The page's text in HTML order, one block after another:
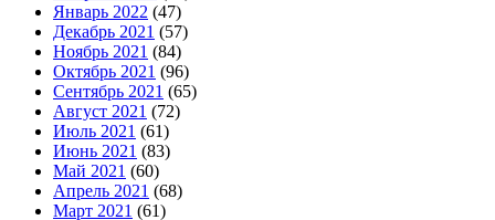
Январь 2022 (47)
Декабрь 2021 (57)
Ноябрь 2021 (84)
Октябрь 2021 (96)
Сентябрь 2021 (65)
Август 2021 (72)
Июль 2021 (61)
Июнь 2021 (83)
Май 2021 (60)
Апрель 2021 (68)
Март 2021 (61)